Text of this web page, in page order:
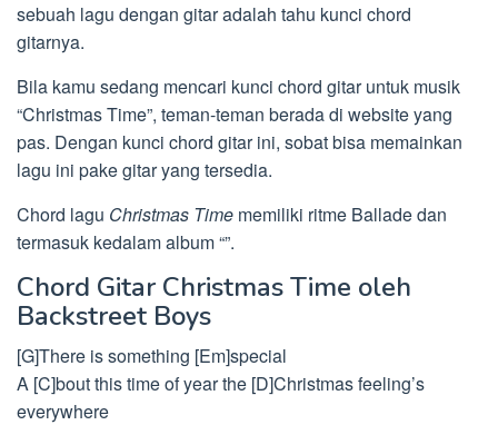
sebuah lagu dengan gitar adalah tahu kunci chord
gitarnya.
Bila kamu sedang mencari kunci chord gitar untuk musik
“Christmas Time”, teman-teman berada di website yang
pas. Dengan kunci chord gitar ini, sobat bisa memainkan
lagu ini pake gitar yang tersedia.
Chord lagu Christmas Time memiliki ritme Ballade dan
termasuk kedalam album “”.
Chord Gitar Christmas Time oleh
Backstreet Boys
[G]There is something [Em]special
A [C]bout this time of year the [D]Christmas feeling’s
everywhere